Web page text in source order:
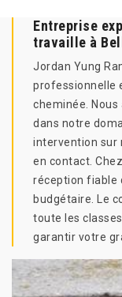
Entreprise
travaille à
Jordan Yung
professionnelle
cheminée.
dans notre
intervention sur
en contact.
réception fiable
budgétaire. Le
toute les
garantir votre